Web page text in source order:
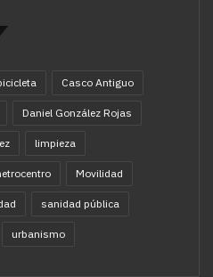
Casco Antiguo
Daniel González Rojas
limpieza
Movilidad
sanidad pública
urbanismo